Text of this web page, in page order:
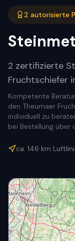
2 autorisierte
2 zertifizierte
Fruchtschiefer
Kompetente
den Theumaer
individuell zu
bei Bestellung über
ca. 146 km